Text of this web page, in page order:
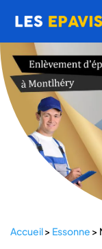
Accueil> Essonne >